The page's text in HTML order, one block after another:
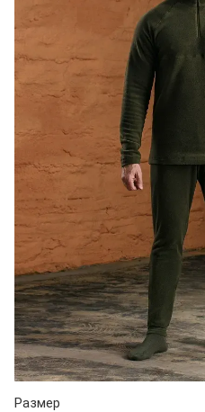
Размер